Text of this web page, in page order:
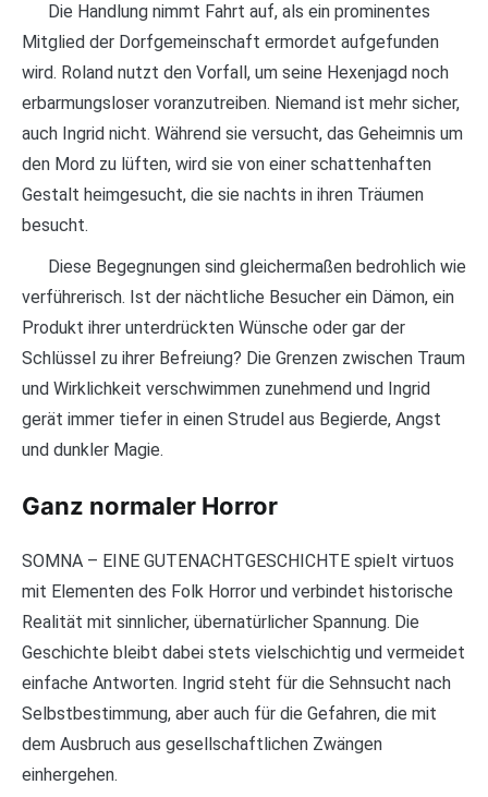
Die Handlung nimmt Fahrt auf, als ein prominentes
Mitglied der Dorfgemeinschaft ermordet aufgefunden
wird. Roland nutzt den Vorfall, um seine Hexenjagd noch
erbarmungsloser voranzutreiben. Niemand ist mehr sicher,
auch Ingrid nicht. Während sie versucht, das Geheimnis um
den Mord zu lüften, wird sie von einer schattenhaften
Gestalt heimgesucht, die sie nachts in ihren Träumen
besucht.
Diese Begegnungen sind gleichermaßen bedrohlich wie
verführerisch. Ist der nächtliche Besucher ein Dämon, ein
Produkt ihrer unterdrückten Wünsche oder gar der
Schlüssel zu ihrer Befreiung? Die Grenzen zwischen Traum
und Wirklichkeit verschwimmen zunehmend und Ingrid
gerät immer tiefer in einen Strudel aus Begierde, Angst
und dunkler Magie.
Ganz normaler Horror
SOMNA – EINE GUTENACHTGESCHICHTE spielt virtuos
mit Elementen des Folk Horror und verbindet historische
Realität mit sinnlicher, übernatürlicher Spannung. Die
Geschichte bleibt dabei stets vielschichtig und vermeidet
einfache Antworten. Ingrid steht für die Sehnsucht nach
Selbstbestimmung, aber auch für die Gefahren, die mit
dem Ausbruch aus gesellschaftlichen Zwängen
einhergehen.